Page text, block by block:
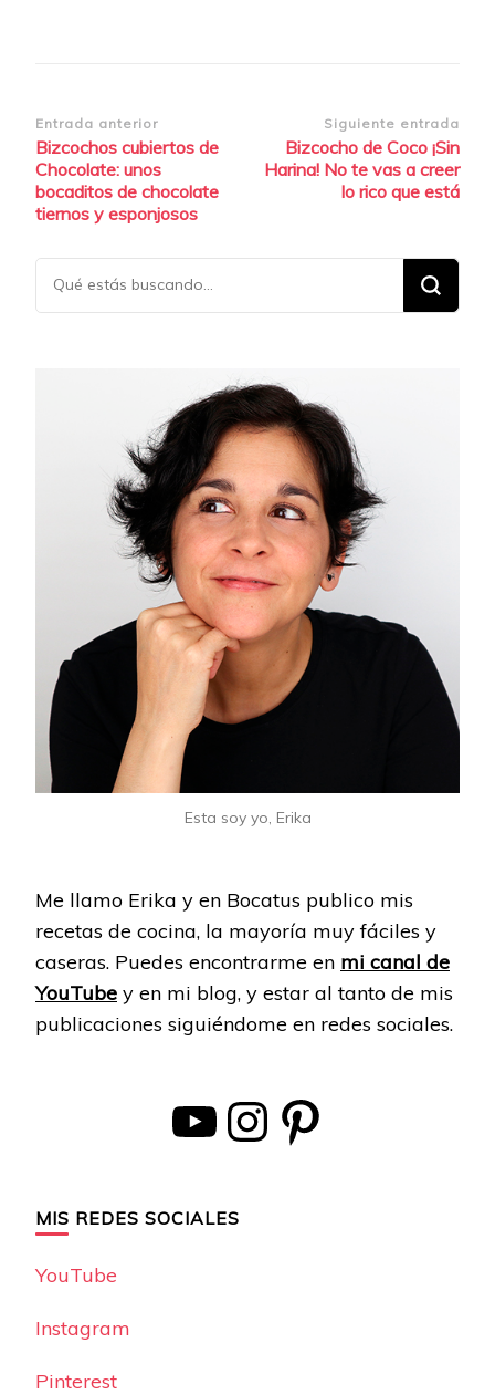
Navegación
de
entradas
Entrada anterior
Bizcochos cubiertos de
Chocolate: unos
bocaditos de chocolate
tiernos y esponjosos
Siguiente entrada
Bizcocho de Coco ¡Sin
Harina! No te vas a creer
lo rico que está
¿Buscas
Esta soy yo, Erika
Me llamo Erika y en Bocatus publico mis
recetas de cocina, la mayoría muy fáciles y
caseras. Puedes encontrarme en mi canal de
YouTube y en mi blog, y estar al tanto de mis
publicaciones siguiéndome en redes sociales.
YouTube Instagram Pinterest
MIS REDES SOCIALES
YouTube
Instagram
Pinterest